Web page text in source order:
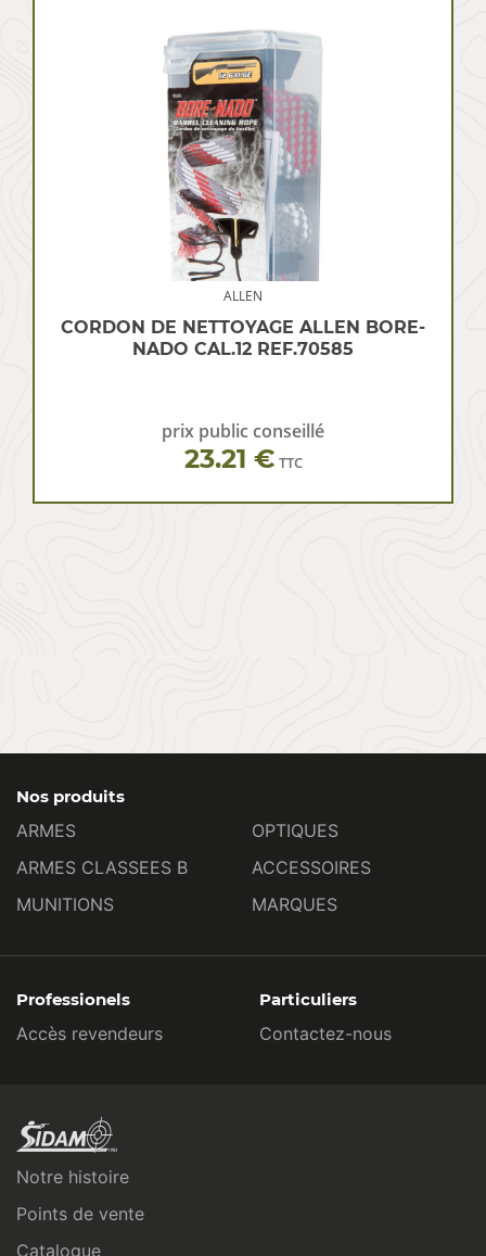
ALLEN
CORDON DE NETTOYAGE ALLEN BORE-
NADO CAL.12 REF.70585
prix public conseillé
23.21 € TTC
Nos produits
ARMES
ARMES CLASSEES B
MUNITIONS
OPTIQUES
ACCESSOIRES
MARQUES
Professionels
Accès revendeurs
Particuliers
Contactez-nous
Notre histoire
Points de vente
Catalogue